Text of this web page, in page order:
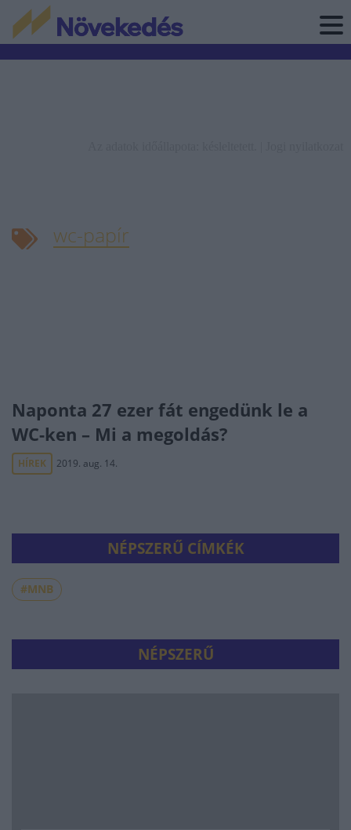
wc-papír
Naponta 27 ezer fát engedünk le a
WC-ken – Mi a megoldás?
HÍREK 2019. aug. 14.
NÉPSZERŰ CÍMKÉK
#MNB
NÉPSZERŰ